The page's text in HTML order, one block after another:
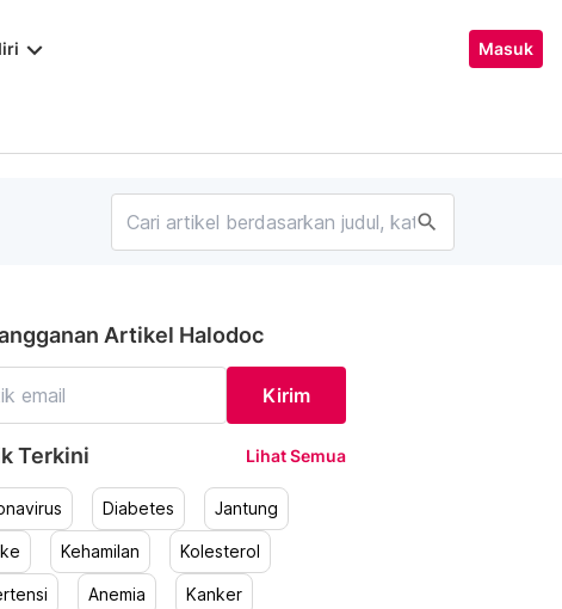
keyboard_arrow_down Masuk
search
Artikel Halodoc
Kirim
Terkini Lihat Semua
Diabetes Jantung
Kehamilan Kolesterol
Anemia Kanker